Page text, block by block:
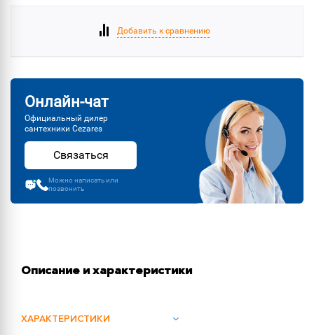
Добавить к сравнению
Онлайн-чат
Официальный дилер
сантехники Cezares
Связаться
Можно написать или
позвонить
Описание и характеристики
ХАРАКТЕРИСТИКИ